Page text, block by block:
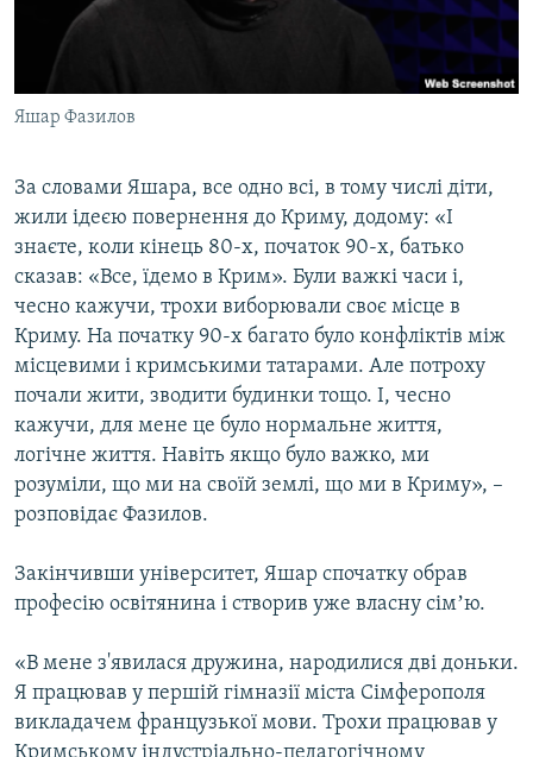
Яшар Фазилов
За словами Яшара, все одно всі, в тому числі діти,
жили ідеєю повернення до Криму, додому: «І
знаєте, коли кінець 80-х, початок 90-х, батько
сказав: «Все, їдемо в Крим». Були важкі часи і,
чесно кажучи, трохи виборювали своє місце в
Криму. На початку 90-х багато було конфліктів між
місцевими і кримськими татарами. Але потроху
почали жити, зводити будинки тощо. І, чесно
кажучи, для мене це було нормальне життя,
логічне життя. Навіть якщо було важко, ми
розуміли, що ми на своїй землі, що ми в Криму», –
розповідає Фазилов.
Закінчивши університет, Яшар спочатку обрав
професію освітянина і створив уже власну сімʼю.
«В мене з'явилася дружина, народилися дві доньки.
Я працював у першій гімназії міста Сімферополя
викладачем французької мови. Трохи працював у